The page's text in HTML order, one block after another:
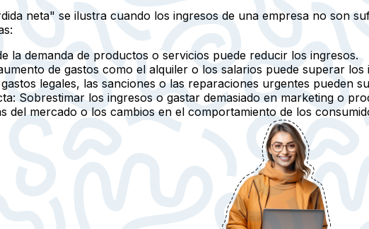
neta" se ilustra cuando los ingresos de una empresa no son
la demanda de productos o servicios puede reducir los ingresos.
de gastos como el alquiler o los salarios puede superar los
legales, las sanciones o las reparaciones urgentes pueden
Sobrestimar los ingresos o gastar demasiado en marketing o
del mercado o los cambios en el comportamiento de los